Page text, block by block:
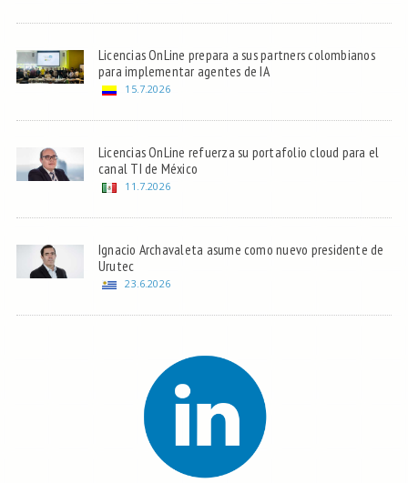
Licencias OnLine prepara a sus partners colombianos
para implementar agentes de IA
15.7.2026
Licencias OnLine refuerza su portafolio cloud para el
canal TI de México
11.7.2026
Ignacio Archavaleta asume como nuevo presidente de
Urutec
23.6.2026